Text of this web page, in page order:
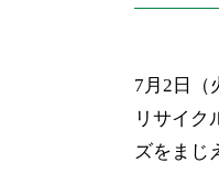
7月2日（
リサイク
ズをまじ